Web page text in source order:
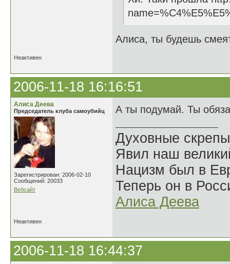
Алиса, ты будешь
Неактивен
2006-11-18 16:16:51
Алиса Деева
Председатель клуба самоубийц
Зарегистрирован: 2006-02-10
Сообщений: 20033
Вебсайт
А ты подумай. Ты
Духовные
Явил наш
Нацизм был в
Теперь он в
Алиса Деева
Неактивен
2006-11-18 16:44:37